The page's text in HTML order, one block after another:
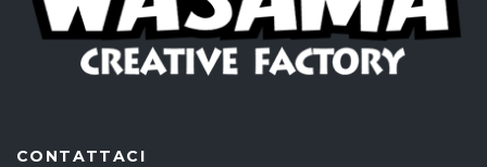
CONTATTACI